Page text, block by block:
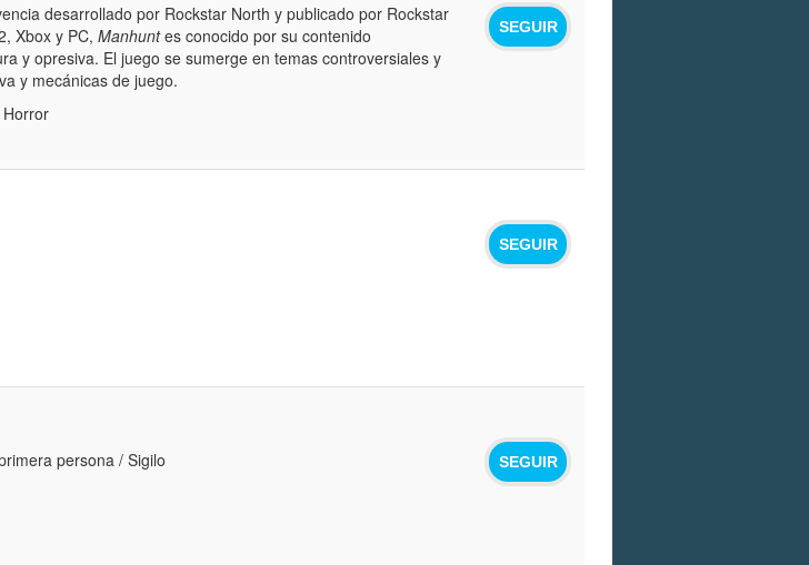
SEGUIR
desarrollado por Rockstar North y publicado por Rockstar
Xbox y PC, Manhuntes conocido por su contenido
y opresiva. El juego se sumerge en temas controversiales y
y mecánicas de juego.
SEGUIR
SEGUIR
persona / Sigilo